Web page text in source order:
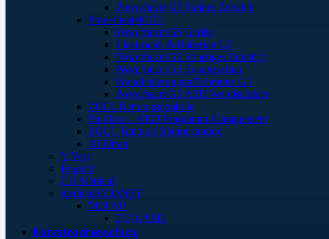
Powerheart G3 Trainer Zubehör
Powerheart® G5
Powerheart G5 Geräte
Elektroden & Batterien G5
Powerheart G5 Sonstiges Zubehör
Powerheart G5 Tragetaschen
Wandhalterungen/Schränke G5
Powerheart G5 AED Wandschilder
ZOLL Rettungssymbole
PlusTrac – AED Programm-Management
ZOLL Training/Demonstration
AEDtrax
ViVest
Progetti
CU Medical
medical ECONET
MEPAD
ECO-AED
Katastrophenschutz